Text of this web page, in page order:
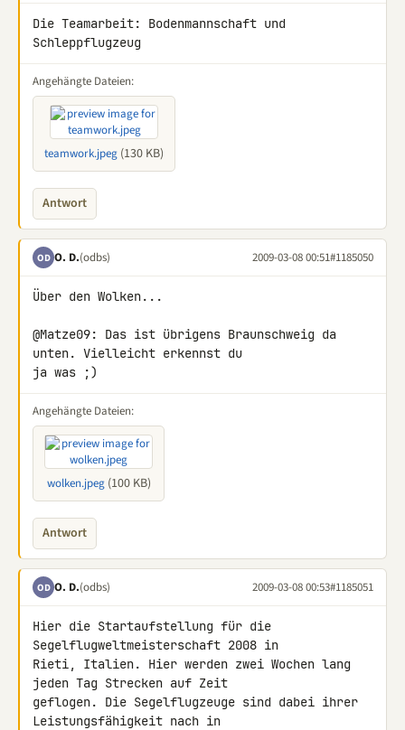
Die Teamarbeit: Bodenmannschaft und
Schleppflugzeug
Angehängte Dateien:
teamwork.jpeg (130 KB)
Antwort
OD O. D.(odbs) 2009-03-08 00:51#1185050
Über den Wolken...
@Matze09: Das ist übrigens Braunschweig da
unten. Vielleicht erkennst du
ja was ;)
Angehängte Dateien:
wolken.jpeg(100 KB)
Antwort
OD O. D.(odbs) 2009-03-08 00:53#1185051
Hier die Startaufstellung für die
Segelflugweltmeisterschaft 2008 in
Rieti, Italien. Hier werden zwei Wochen lang
jeden Tag Strecken auf Zeit
geflogen. Die Segelflugzeuge sind dabei ihrer
Leistungsfähigkeit nach in